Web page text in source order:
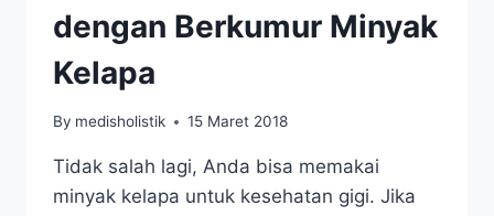
dengan Berkumur Minyak
Kelapa
By medisholistik 15 Maret 2018
Tidak salah lagi, Anda bisa memakai
minyak kelapa untuk kesehatan gigi. Jika